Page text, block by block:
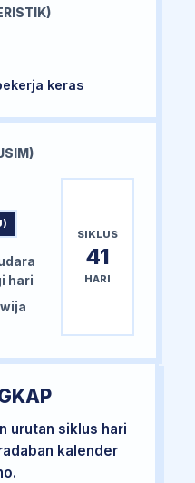
keras
hari
SIKLUS
41
HARI
urutan siklus hari
kalender